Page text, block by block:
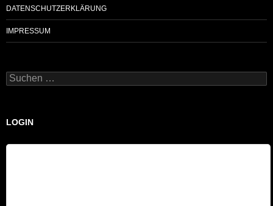
DATENSCHUTZERKLÄRUNG
IMPRESSUM
Suchen
nach:
LOGIN